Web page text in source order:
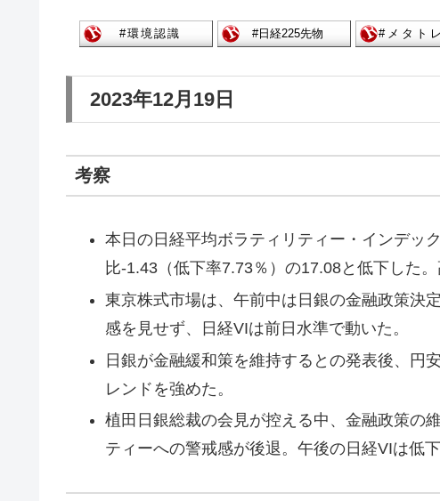
2023年12月19日
考察
本日の日経平均ボラティリティー・インデッ
比-1.43（低下率7.73％）の17.08と低下した
東京株式市場は、午前中は日銀の金融政策決
感を見せず、日経VIは前日水準で動いた。
日銀が金融緩和策を維持するとの発表後、円
レンドを強めた。
植田日銀総裁の会見が控える中、金融政策の
ティーへの警戒感が後退。午後の日経VIは低